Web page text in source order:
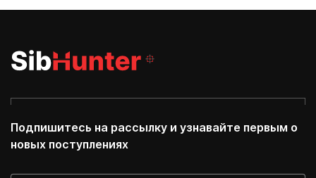
Подпишитесь на рассылку и узнавайте первым о
новых поступлениях